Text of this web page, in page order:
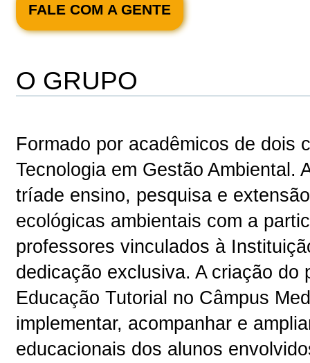
FALE COM A GENTE
O GRUPO
Formado por acadêmicos de dois
Tecnologia em Gestão Ambiental.
tríade ensino, pesquisa e
ecológicas ambientais com a
professores vinculados à
dedicação exclusiva. A criação do
Educação Tutorial no Câmpus
implementar, acompanhar e
educacionais dos alunos